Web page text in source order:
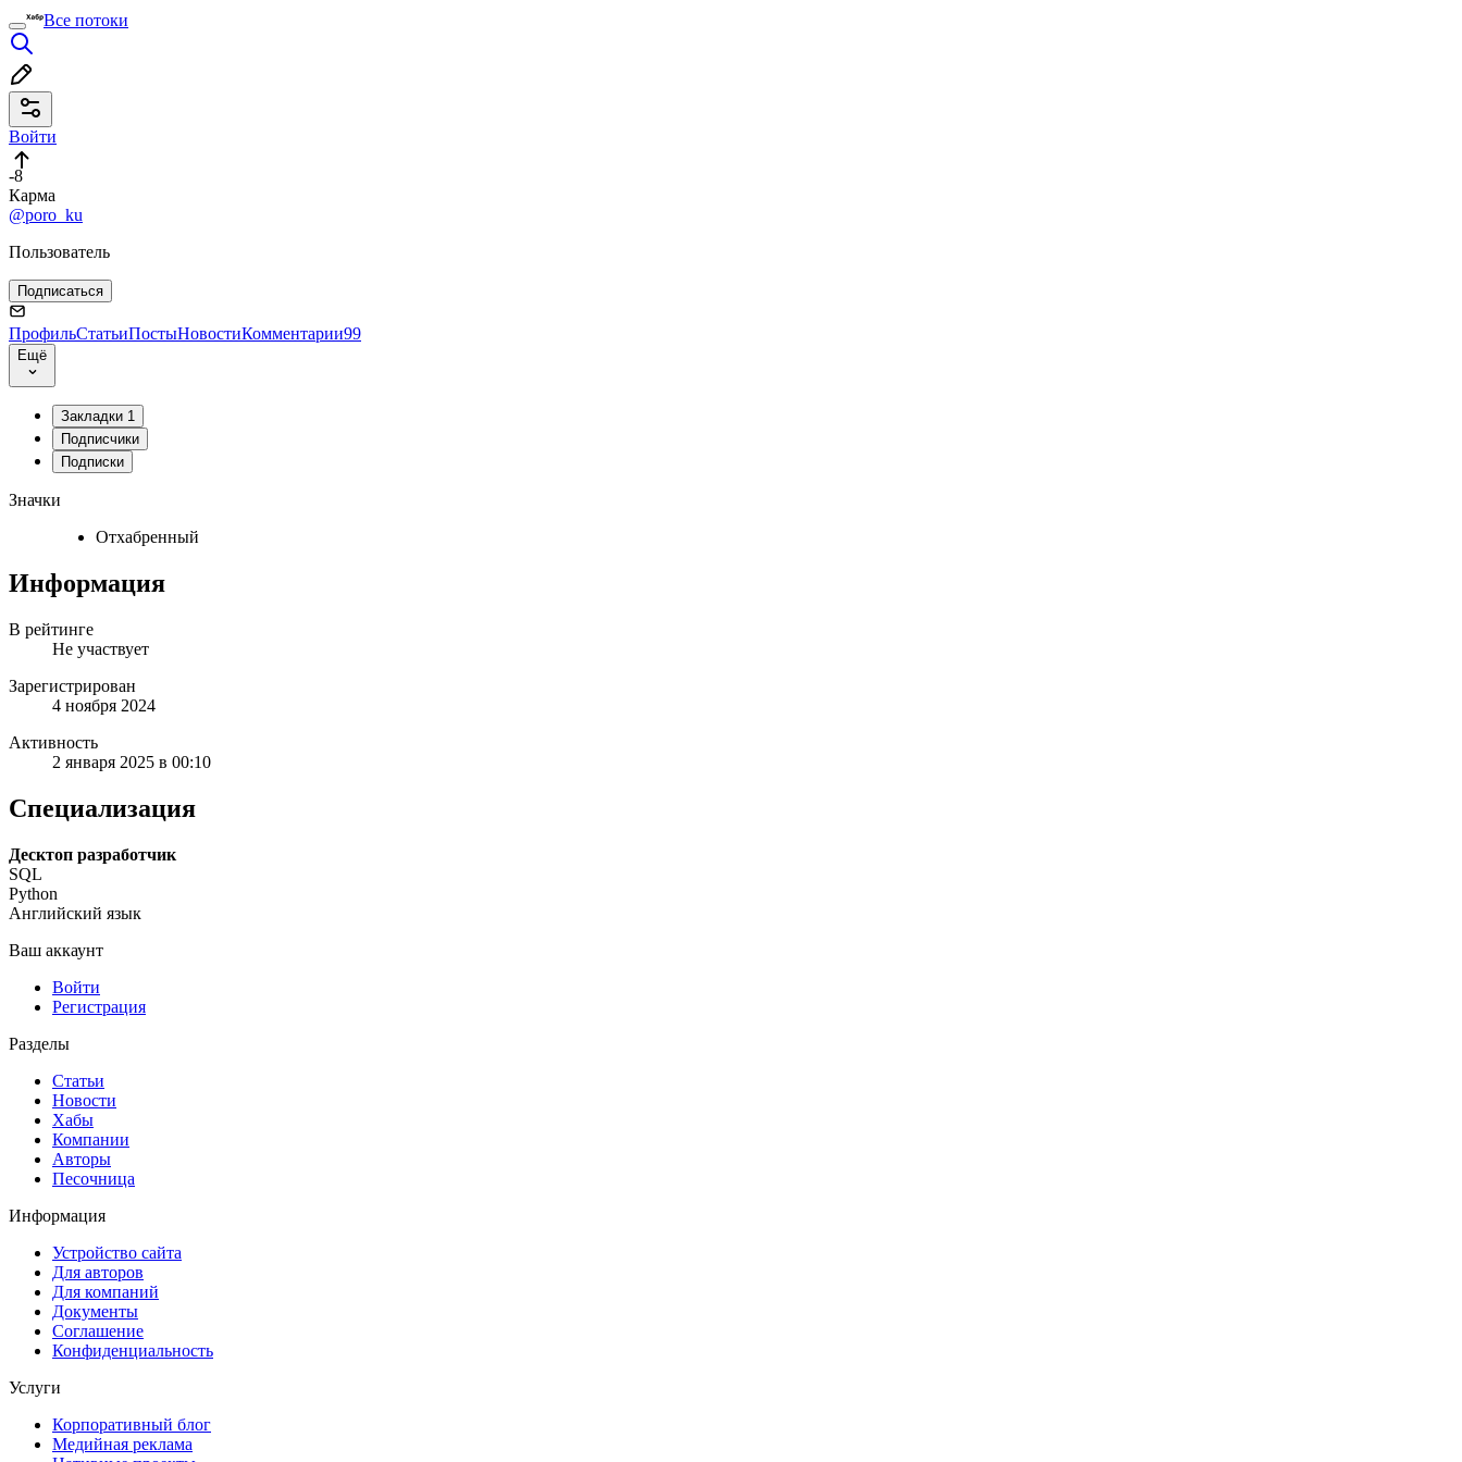
Все потоки
Войти
-8
Карма
@poro_ku
Пользователь
Подписаться
ПрофильСтатьиПостыНовостиКомментарии99
Ещё
Закладки 1
Подписчики
Подписки
Значки
Отхабренный
Информация
В рейтинге
Не участвует
Зарегистрирован
4 ноября 2024
Активность
2 января 2025 в 00:10
Специализация
Десктоп разработчик
SQL
Python
Английский язык
Ваш аккаунт
Войти
Регистрация
Разделы
Статьи
Новости
Хабы
Компании
Авторы
Песочница
Информация
Устройство сайта
Для авторов
Для компаний
Документы
Соглашение
Конфиденциальность
Услуги
Корпоративный блог
Медийная реклама